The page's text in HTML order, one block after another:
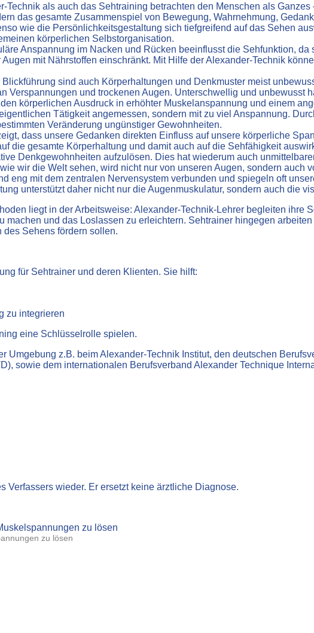
Technik als auch das Sehtraining betrachten den Menschen als
das gesamte Zusammenspiel von Bewegung, Wahrnehmung,
wie die Persönlichkeitsgestaltung sich tiefgreifend auf das Sehen
körperlichen Selbstorganisation.
Anspannung im Nacken und Rücken beeinflusst die Sehfunktion,
mit Nährstoffen einschränkt. Mit Hilfe der Alexander-Technik
sind auch Körperhaltungen und Denkmuster meist
Verspannungen und trockenen Augen. Unterschwellig und unbewusst
körperlichen Ausdruck in erhöhter Muskelanspannung und einem
Tätigkeit angemessen, sondern mit zu viel Anspannung.
Veränderung ungünstiger Gewohnheiten.
dass unsere Gedanken direkten Einfluss auf unsere körperliche
die gesamte Körperhaltung und damit auch auf die Sehfähigkeit
Denkgewohnheiten aufzulösen. Dies hat wiederum auch
wir die Welt sehen, wird nicht nur von unseren Augen, sondern
eng mit dem zentralen Nervensystem verbunden und spiegeln oft
unterstützt daher nicht nur die Augenmuskulatur, sondern auch die
liegt in der Arbeitsweise: Alexander-Technik-Lehrer begleiten ihre
machen und das Loslassen zu erleichtern. Sehtrainer hingegen
Sehens fördern sollen.
für Sehtrainer und deren Klienten. Sie hilft:
zu integrieren
eine Schlüsselrolle spielen.
Umgebung z.B. beim Alexander-Technik Institut, den deutschen
sowie dem internationalen Berufsverband Alexander Technique
Verfassers wieder. Er ersetzt keine ärztliche Diagnose.
zu lösen